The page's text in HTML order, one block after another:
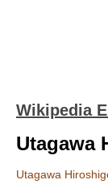
Wikipedia
Utagawa
Utagawa